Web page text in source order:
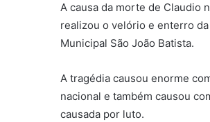
A causa da morte de Claudio
realizou o velório e enterro
Municipal São João Batista.
A tragédia causou enorme
nacional e também causou
causada por luto.